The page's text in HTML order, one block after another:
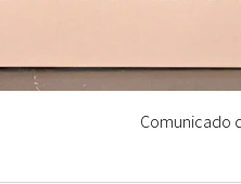
Comunicado